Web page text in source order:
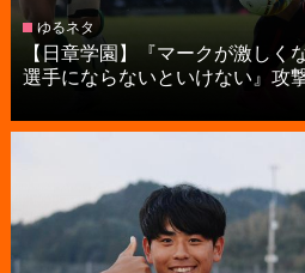
ゆるネタ
【日章学園】『マークが激しく
選手にならないといけない』攻